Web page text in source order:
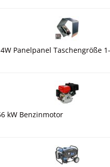
Panelpanel Taschengröße
kW Benzinmotor